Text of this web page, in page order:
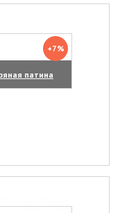
патина
+7%